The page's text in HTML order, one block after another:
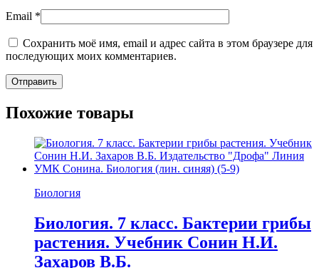
Email *
Сохранить моё имя, email и адрес сайта в этом браузере для
последующих моих комментариев.
Похожие товары
Биология
Биология. 7 класс. Бактерии грибы
растения. Учебник Сонин Н.И.
Захаров В.Б.